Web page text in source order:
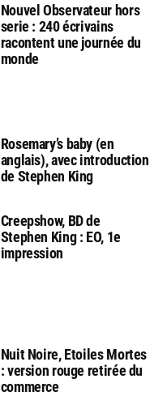
Nouvel Observateur hors
serie : 240 écrivains
racontent une journée du
monde
Rosemary’s baby (en
anglais), avec introduction
de Stephen King
Creepshow, BD de
Stephen King : EO, 1e
impression
Nuit Noire, Etoiles Mortes
: version rouge retirée du
commerce